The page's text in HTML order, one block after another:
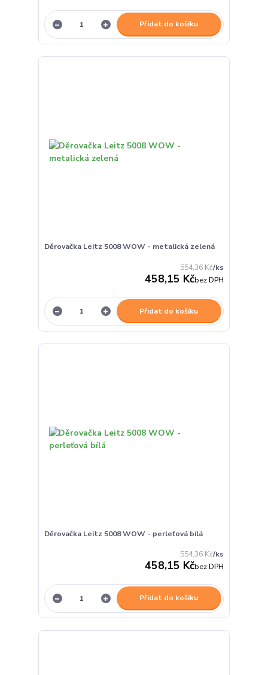
Přidat do košíku
Děrovačka Leitz 5008 WOW - metalická zelená
554,36 Kč/ks
458,15 Kčbez DPH
Přidat do košíku
Děrovačka Leitz 5008 WOW - perleťová bílá
554,36 Kč/ks
458,15 Kčbez DPH
Přidat do košíku